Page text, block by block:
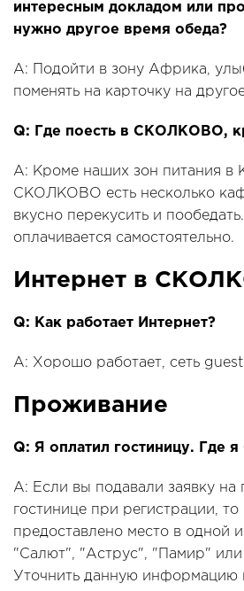
интересным докладом или
нужно другое время обеда?
A: Подойти в зону Африка,
поменять на карточку на
Q: Где поесть в СКОЛКОВО,
A: Кроме наших зон питания в
СКОЛКОВО есть несколько
вкусно перекусить и
оплачивается самостоятельно.
Интернет в
Q: Как работает Интернет?
A: Хорошо работает, сеть
Проживание
Q: Я оплатил гостиницу. Где
A: Если вы подавали заявку на
гостинице при регистрации,
предоставлено место в одной
"Салют", "Аструс", "Памир"
Уточнить данную информацию